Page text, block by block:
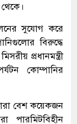
সুযোগ করে
বিরুদ্ধে
প্রধানমন্ত্রী
কোম্পানির
বেশ কয়েকজন
পারমিটবিহীন